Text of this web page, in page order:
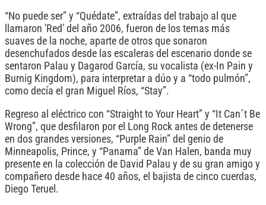
“No puede ser” y “Quédate”, extraídas del trabajo al que
llamaron 'Red' del año 2006, fueron de los temas más
suaves de la noche, aparte de otros que sonaron
desenchufados desde las escaleras del escenario donde se
sentaron Palau y Dagarod García, su vocalista (ex-In Pain y
Burnig Kingdom), para interpretar a dúo y a “todo pulmón”,
como decía el gran Miguel Ríos, “Stay”.
Regreso al eléctrico con “Straight to Your Heart” y “It Can´t Be
Wrong”, que desfilaron por el Long Rock antes de detenerse
en dos grandes versiones, “Purple Rain” del genio de
Minneapolis, Prince, y “Panama” de Van Halen, banda muy
presente en la colección de David Palau y de su gran amigo y
compañero desde hace 40 años, el bajista de cinco cuerdas,
Diego Teruel.